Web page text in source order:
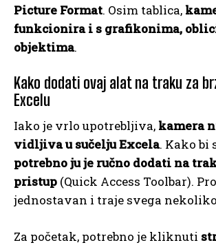
Picture Format. Osim tablica,
funkcionira i s grafikonima,
objektima.
Kako dodati ovaj alat na traku za
Excelu
Iako je vrlo upotrebljiva, kamera
vidljiva u sučelju Excela. Kako bi
potrebno ju je ručno dodati na
pristup (Quick Access Toolbar).
jednostavan i traje svega
Za početak, potrebno je kliknuti